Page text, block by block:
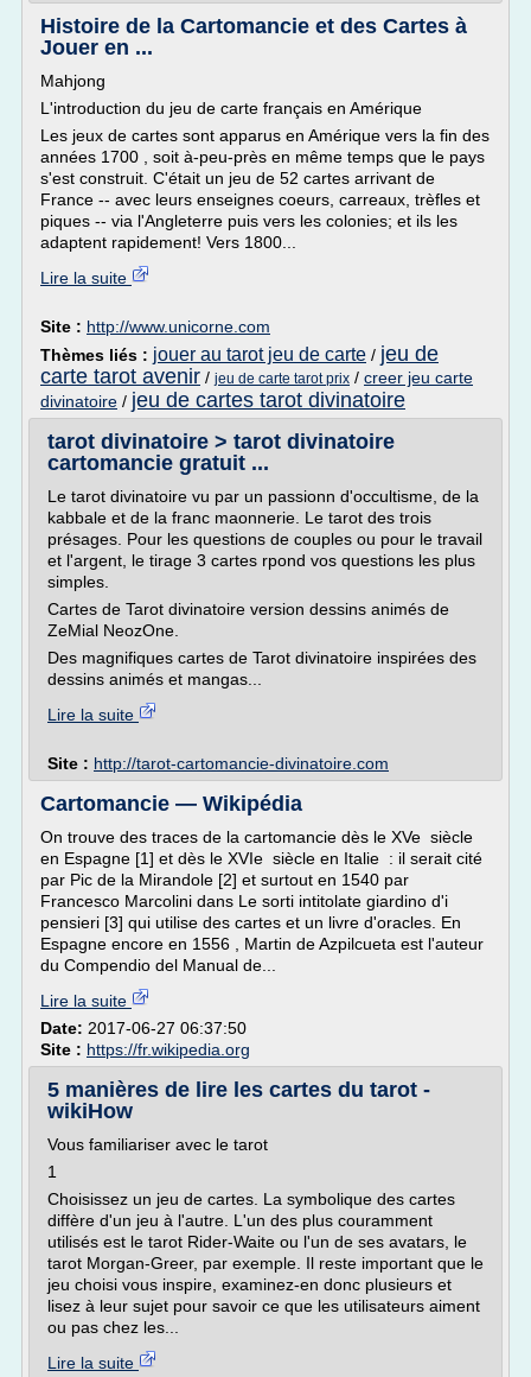
Histoire de la Cartomancie et des Cartes à
Jouer en ...
Mahjong
L'introduction du jeu de carte français en Amérique
Les jeux de cartes sont apparus en Amérique vers la fin des
années 1700 , soit à-peu-près en même temps que le pays
s'est construit. C'était un jeu de 52 cartes arrivant de
France -- avec leurs enseignes coeurs, carreaux, trèfles et
piques -- via l'Angleterre puis vers les colonies; et ils les
adaptent rapidement! Vers 1800...
Lire la suite
Site : http://www.unicorne.com
Thèmes liés : jouer au tarot jeu de carte / jeu de
carte tarot avenir / jeu de carte tarot prix / creer jeu carte
divinatoire / jeu de cartes tarot divinatoire
tarot divinatoire > tarot divinatoire
cartomancie gratuit ...
Le tarot divinatoire vu par un passionn d'occultisme, de la
kabbale et de la franc maonnerie. Le tarot des trois
présages. Pour les questions de couples ou pour le travail
et l'argent, le tirage 3 cartes rpond vos questions les plus
simples.
Cartes de Tarot divinatoire version dessins animés de
ZeMial NeozOne.
Des magnifiques cartes de Tarot divinatoire inspirées des
dessins animés et mangas...
Lire la suite
Site : http://tarot-cartomancie-divinatoire.com
Cartomancie — Wikipédia
On trouve des traces de la cartomancie dès le XVe siècle
en Espagne [1] et dès le XVIe siècle en Italie : il serait cité
par Pic de la Mirandole [2] et surtout en 1540 par
Francesco Marcolini dans Le sorti intitolate giardino d'i
pensieri [3] qui utilise des cartes et un livre d'oracles. En
Espagne encore en 1556 , Martin de Azpilcueta est l'auteur
du Compendio del Manual de...
Lire la suite
Date: 2017-06-27 06:37:50
Site : https://fr.wikipedia.org
5 manières de lire les cartes du tarot -
wikiHow
Vous familiariser avec le tarot
1
Choisissez un jeu de cartes. La symbolique des cartes
diffère d'un jeu à l'autre. L'un des plus couramment
utilisés est le tarot Rider-Waite ou l'un de ses avatars, le
tarot Morgan-Greer, par exemple. Il reste important que le
jeu choisi vous inspire, examinez-en donc plusieurs et
lisez à leur sujet pour savoir ce que les utilisateurs aiment
ou pas chez les...
Lire la suite